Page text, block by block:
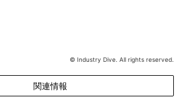
© Industry Dive. All rights reserved.
関連情報